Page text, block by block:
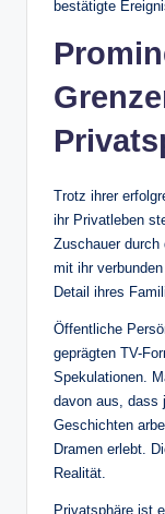
bestätigte
Trotz ihrer
ihr Privatleben
Zuschauer durch
mit ihr
Detail ihres
Öffentliche
geprägten TV-
Spekulationen.
davon aus, dass
Geschichten
Dramen erlebt.
Realität.
Privatsphäre ist